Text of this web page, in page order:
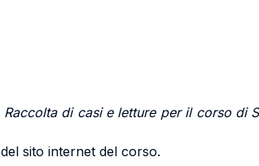
Raccolta di casi e letture per il corso di
sito internet del corso.